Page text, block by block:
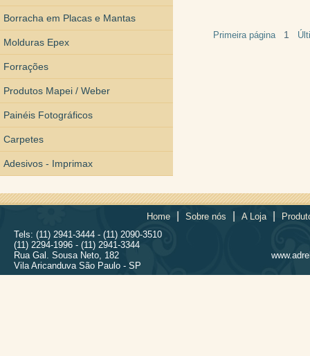
Borracha em Placas e Mantas
Molduras Epex
Forrações
Produtos Mapei / Weber
Painéis Fotográficos
Carpetes
Adesivos - Imprimax
Primeira página 1
Home Sobre nós A Loja
Tels: (11) 2941-3444 - (11) 2090-3510
(11) 2294-1996 - (11) 2941-3344
Rua Gal. Sousa Neto, 182
Vila Aricanduva São Paulo - SP